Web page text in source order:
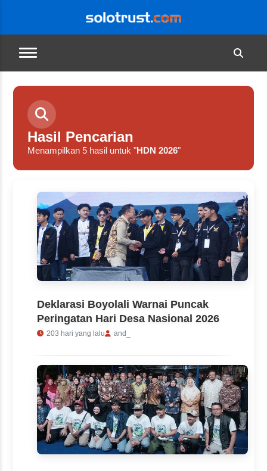
Hasil Pencarian
Menampilkan 5 hasil untuk "HDN 2026"
Deklarasi Boyolali Warnai Puncak
Peringatan Hari Desa Nasional 2026
203 hari yang lalu and_